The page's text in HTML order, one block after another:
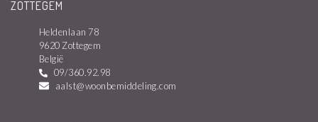
ZOTTEGEM
Heldenlaan 78
9620 Zottegem
België
09/360.92.98
aalst@woonbemiddeling.com